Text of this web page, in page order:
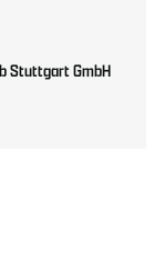
Stuttgart GmbH